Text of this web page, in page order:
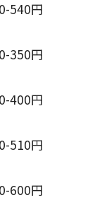
540円
350円
400円
510円
600円